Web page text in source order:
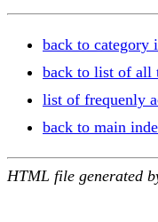
back to category
back to list of all
list of frequenly
back to main
HTML file generated